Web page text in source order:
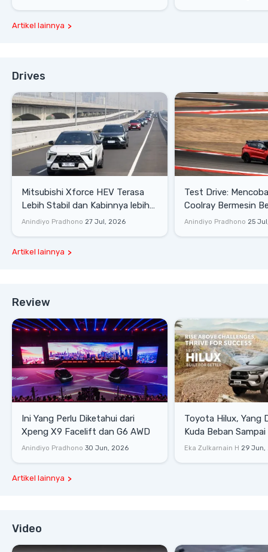
Artikel lainnya
Drives
Mitsubishi Xforce HEV Terasa
Lebih Stabil dan Kabinnya lebih
Senyap
Anindiyo Pradhono 27 Jul, 2026
Test Drive: Mencoba Geely
Coolray Bermesin
di Sirkuit Mandalika
Anindiyo Pradhono 25
Artikel lainnya
Review
Ini Yang Perlu Diketahui dari
Xpeng X9 Facelift dan G6 AWD
Anindiyo Pradhono 30 Jun, 2026
Toyota Hilux, Yang
Kuda Beban
Lifestyle
Eka Zulkarnain H 29 Jun,
Artikel lainnya
Video